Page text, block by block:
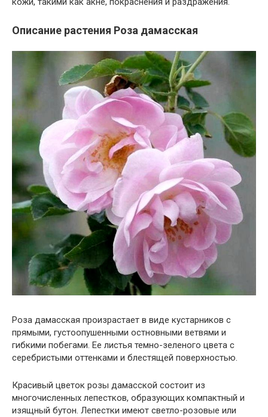
Описание растения Роза дамасская
Роза дамасская произрастает в виде кустарников с
прямыми, густоопушенными остновными ветвями и
гибкими побегами. Ее листья темно-зеленого цвета с
серебристыми оттенками и блестящей поверхностью.
Красивый цветок розы дамасской состоит из
многочисленных лепестков, образующих компактный и
изящный бутон. Лепестки имеют светло-розовые или